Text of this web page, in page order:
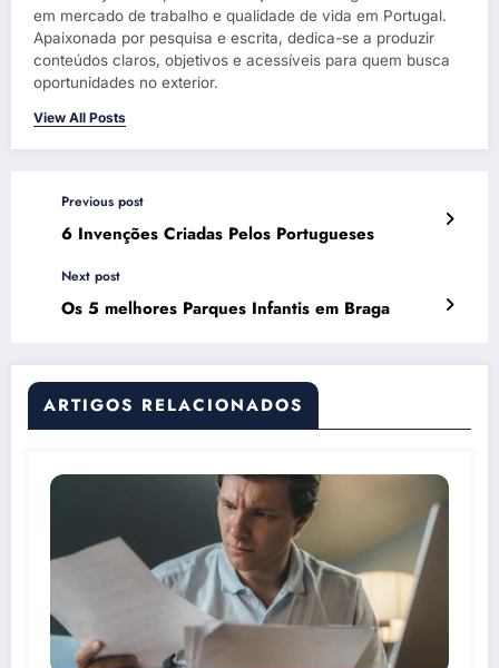
em mercado de trabalho e qualidade de vida em Portugal.
Apaixonada por pesquisa e escrita, dedica-se a produzir
conteúdos claros, objetivos e acessíveis para quem busca
oportunidades no exterior.
View All Posts
Previous post
6 Invenções Criadas Pelos Portugueses
Next post
Os 5 melhores Parques Infantis em Braga
ARTIGOS RELACIONADOS